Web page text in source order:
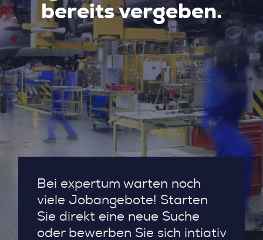
bereits vergeben.
Bei expertum warten noch
viele Jobangebote! Starten
Sie direkt eine neue Suche
oder bewerben Sie sich intiativ